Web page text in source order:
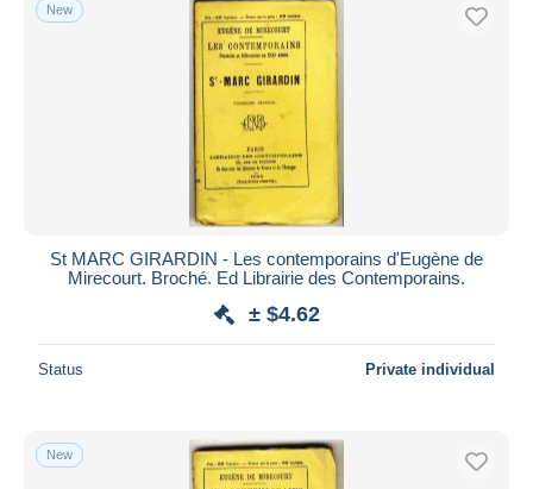
New
St MARC GIRARDIN - Les contemporains d'Eugène de
Mirecourt. Broché. Ed Librairie des Contemporains.
± $4.62
Status Private individual
New